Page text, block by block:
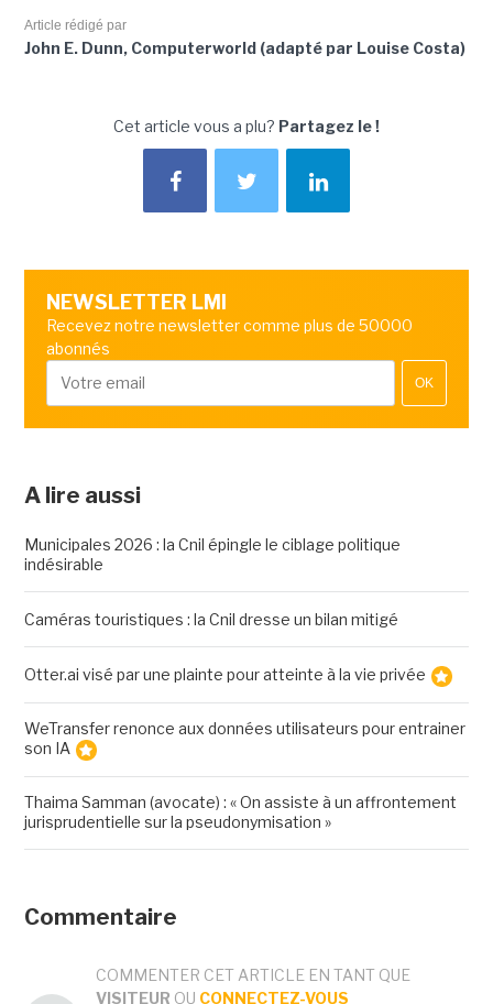
Article rédigé par
John E. Dunn, Computerworld (adapté par Louise Costa)
Cet article vous a plu? Partagez le !
NEWSLETTER LMI
Recevez notre newsletter comme plus de 50000
abonnés
OK
A lire aussi
Municipales 2026 : la Cnil épingle le ciblage politique
indésirable
Caméras touristiques : la Cnil dresse un bilan mitigé
Otter.ai visé par une plainte pour atteinte à la vie privée
WeTransfer renonce aux données utilisateurs pour entrainer
son IA
Thaima Samman (avocate) : « On assiste à un affrontement
jurisprudentielle sur la pseudonymisation »
Commentaire
COMMENTER CET ARTICLE EN TANT QUE
VISITEUR OU CONNECTEZ-VOUS